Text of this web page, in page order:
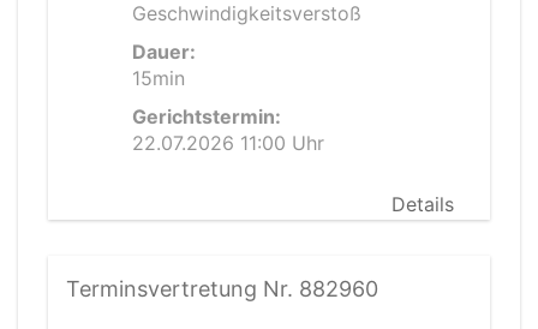
Geschwindigkeitsverstoß
Dauer:
15min
Gerichtstermin:
22.07.2026 11:00 Uhr
Details
Terminsvertretung Nr. 882960